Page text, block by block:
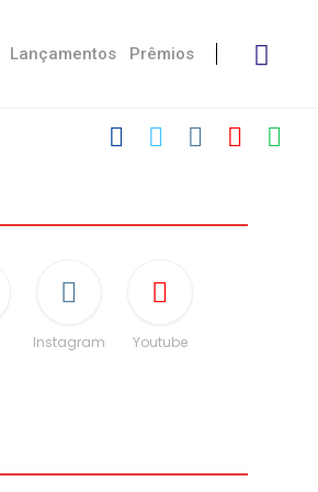
Lançamentos Prêmios
Instagram Youtube